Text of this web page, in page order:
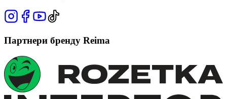
Партнери бренду Reima